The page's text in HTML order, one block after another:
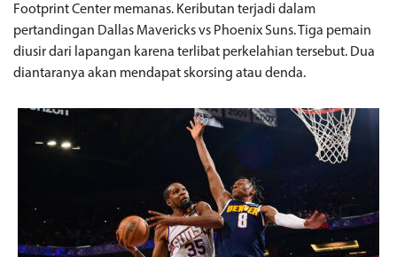
Footprint Center memanas. Keributan terjadi dalam
pertandingan Dallas Mavericks vs Phoenix Suns. Tiga pemain
diusir dari lapangan karena terlibat perkelahian tersebut. Dua
diantaranya akan mendapat skorsing atau denda.